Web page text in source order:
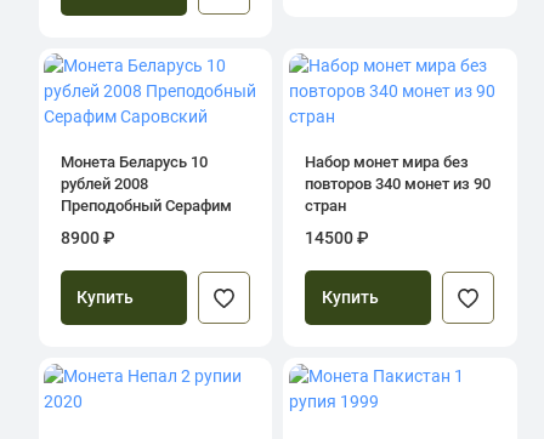
Монета Беларусь 10
рублей 2008
Преподобный Серафим
Саровский
8900 ₽
Купить
Набор монет мира без
повторов 340 монет из 90
стран
14500 ₽
Купить